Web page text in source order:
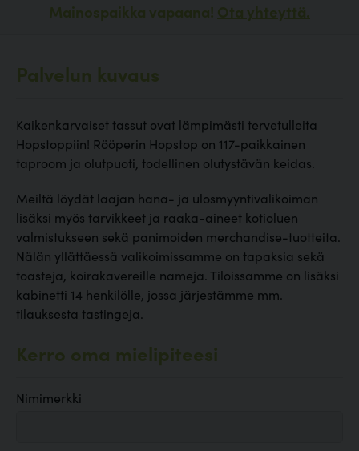
Mainospaikka vapaana! Ota yhteyttä.
Palvelun kuvaus
Kaikenkarvaiset tassut ovat lämpimästi tervetulleita
Hopstoppiin! Rööperin Hopstop on 117-paikkainen
taproom ja olutpuoti, todellinen olutystävän keidas.
Meiltä löydät laajan hana- ja ulosmyyntivalikoiman
lisäksi myös tarvikkeet ja raaka-aineet kotioluen
valmistukseen sekä panimoiden merchandise-tuotteita.
Nälän yllättäessä valikoimissamme on tapaksia sekä
toasteja, koirakavereille nameja. Tiloissamme on lisäksi
kabinetti 14 henkilölle, jossa järjestämme mm.
tilauksesta tastingeja.
Kerro oma mielipiteesi
Nimimerkki